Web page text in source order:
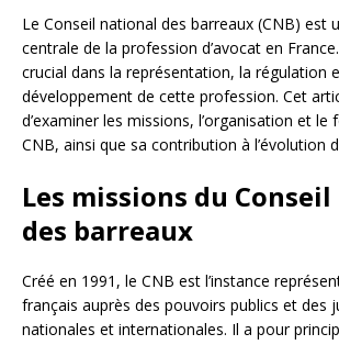
Le Conseil national des barreaux (CNB) est
centrale de la profession d’avocat en
crucial dans la représentation, la régulation
développement de cette profession. Cet
d’examiner les missions, l’organisation et
CNB, ainsi que sa contribution à l’évolution
Les missions du
des barreaux
Créé en 1991, le CNB est l’instance
français auprès des pouvoirs publics et des
nationales et internationales. Il a pour